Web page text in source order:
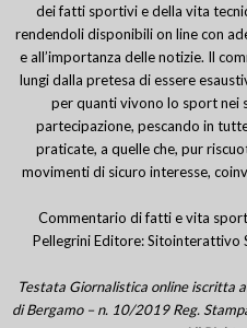
dei fatti sportivi e della vita
rendendoli disponibili on line con
e all’importanza delle notizie. Il
lungi dalla pretesa di essere
per quanti vivono lo sport nei
partecipazione, pescando in
praticate, a quelle che, pur
movimenti di sicuro interesse,
Commentario di fatti e vita
Pellegrini Editore: Sitointerattivo
Testata Giornalistica online iscritta
di Bergamo – n. 10/2019 Reg.